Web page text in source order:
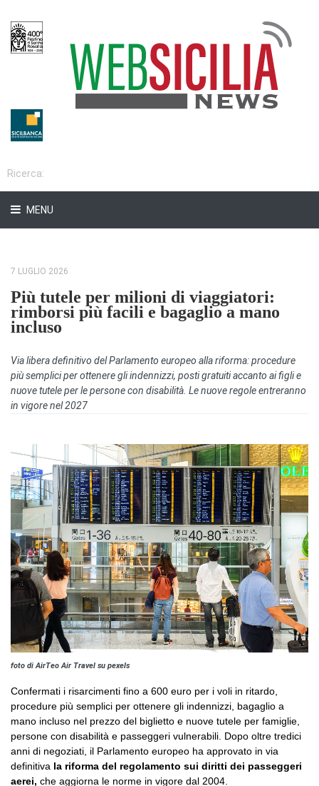
MENU
7 LUGLIO 2026
Più tutele per milioni di viaggiatori:
rimborsi più facili e bagaglio a mano
incluso
Via libera definitivo del Parlamento europeo alla riforma: procedure
più semplici per ottenere gli indennizzi, posti gratuiti accanto ai figli e
nuove tutele per le persone con disabilità. Le nuove regole entreranno
in vigore nel 2027
foto di AirTeo Air Travel su pexels
Confermati i risarcimenti fino a 600 euro per i voli in ritardo,
procedure più semplici per ottenere gli indennizzi, bagaglio a
mano incluso nel prezzo del biglietto e nuove tutele per famiglie,
persone con disabilità e passeggeri vulnerabili. Dopo oltre tredici
anni di negoziati, il Parlamento europeo ha approvato in via
definitiva la riforma del regolamento sui diritti dei passeggeri
aerei, che aggiorna le norme in vigore dal 2004.